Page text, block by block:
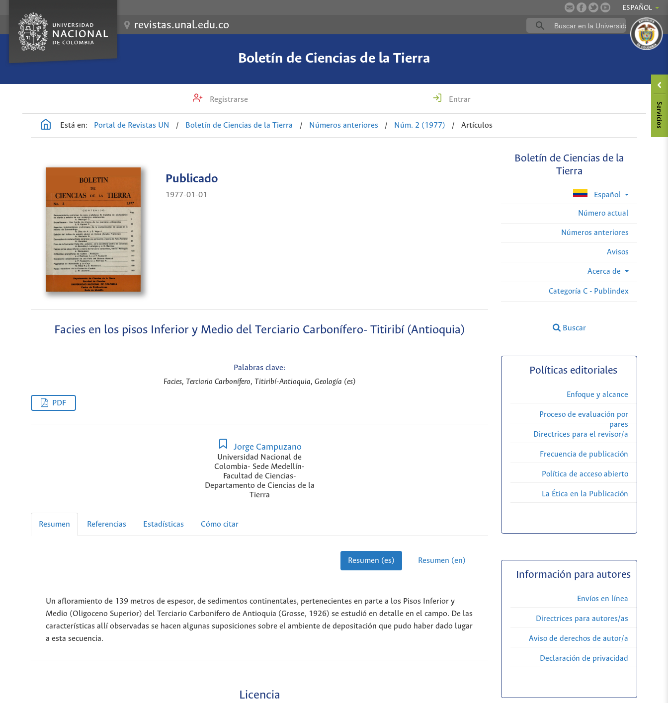
ESPAÑOL
revistas.unal.edu.co
Boletín de Ciencias de la Tierra
Registrarse Entrar
Está en: Portal de Revistas UN / Boletín de Ciencias de la Tierra / Números anteriores / Núm. 2 (1977) / Artículos
Boletín de Ciencias de la
Tierra
Español
Número actual
Números anteriores
Avisos
Acerca de
Categoría C - Publindex
Buscar
Publicado
1977-01-01
Facies en los pisos Inferior y Medio del Terciario Carbonífero- Titiribí (Antioquia)
Palabras clave:
Facies, Terciario Carbonífero, Titiribí-Antioquia, Geología (es)
PDF
Jorge Campuzano
Universidad Nacional de
Colombia- Sede Medellín-
Facultad de Ciencias-
Departamento de Ciencias de la
Tierra
Resumen Referencias Estadísticas Cómo citar
Resumen (es) Resumen (en)
Un afloramiento de 139 metros de espesor, de sedimentos continentales, pertenecientes en parte a los Pisos Inferior y
Medio (Oligoceno Superior) del Terciario Carbonifero de Antioquia (Grosse, 1926) se estudió en detalle en el campo. De las
características allí observadas se hacen algunas suposiciones sobre el ambiente de depositación que pudo haber dado lugar
a esta secuencia.
Licencia
Políticas editoriales
Enfoque y alcance
Proceso de evaluación por
pares
Directrices para el revisor/a
Frecuencia de publicación
Política de acceso abierto
La Ética en la Publicación
Información para autores
Envíos en línea
Directrices para autores/as
Aviso de derechos de autor/a
Declaración de privacidad